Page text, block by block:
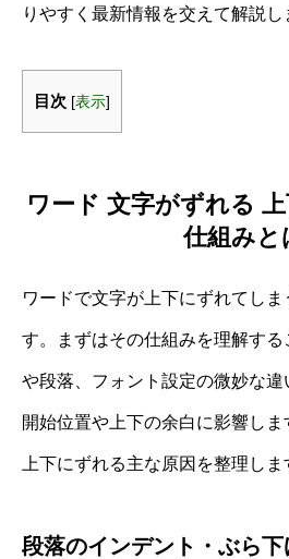
りやすく最新情報を交えて解説し
目次 [表示]
ワード 文字がずれる
仕組みと
ワードで文字が上下にずれてしま
す。まずはその仕組みを理解す
や段落、フォント設定の微妙な
開始位置や上下の余白に影響し
上下にずれる主な原因を整理しま
段落のインデント・ぶら